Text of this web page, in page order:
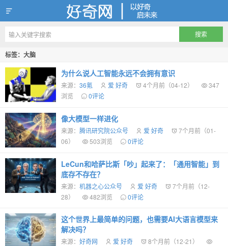
好奇网
标签：大脑
为什么说人工智能永远不会拥有意识
来源： 36氪 爱 好奇 4个月前（04-12）
347
浏览
0评论
像大模型一样进化
来源： 腾讯研究院公众号 爱 好奇
7个月前（01-
06）
503浏览 0评论
LeCun和哈萨比斯「吵」起来了：「通用智能」到
底存不存在？
来源： 机器之心公众号 爱 好奇
7个月前（12-
28）
482浏览 0评论
这个世界上最简单的问题，也需要AI大语言模型来
解决吗？
来源： 好奇网 爱 好奇
8个月前（12-21）